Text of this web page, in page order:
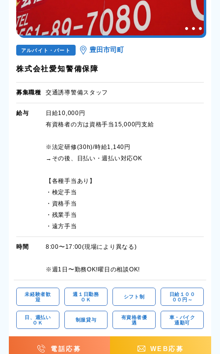
アルバイト・パート 豊田市司町
株式会社愛知警備保障
募集職種 交通誘導警備スタッフ
給与
日給10,000円
有資格者の方は資格手当15,000円支給
※法定研修(30h)/時給1,140円
→その後、日払い・週払い対応OK
【各種手当あり】
・検定手当
・資格手当
・残業手当
・遠方手当
時間 8:00〜17:00(現場により異なる)
※週1日〜勤務OK!曜日の相談OK!
未経験者歓
迎
週１日勤務
ＯＫ
シフト制
日給１００
００円～
日、週払い
ＯＫ
制服貸与
有資格者優
遇
車・バイク
通勤可
電話応募 WEB応募